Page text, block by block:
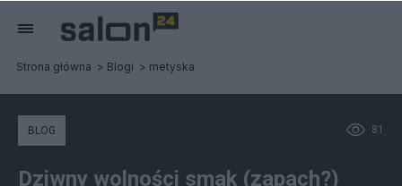
Strona główna Blogi metyska
81
BLOG
Dziwny wolności smak (zapach?)